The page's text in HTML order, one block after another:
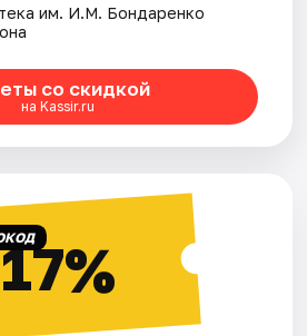
им. И.М. Бондаренко
со скидкой
на Kassir.ru
17%